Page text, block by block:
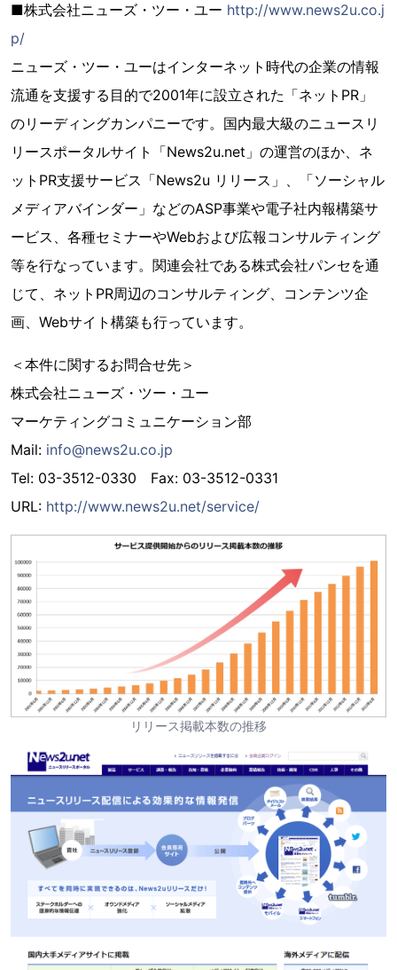
■株式会社ニューズ・ツー・ユー http://www.news2u.co.j
p/
ニューズ・ツー・ユーはインターネット時代の企業の情報
流通を支援する目的で2001年に設立された「ネットPR」
のリーディングカンパニーです。国内最大級のニュースリ
リースポータルサイト「News2u.net」の運営のほか、ネ
ットPR支援サービス「News2u リリース」、「ソーシャル
メディアバインダー」などのASP事業や電子社内報構築サ
ービス、各種セミナーやWebおよび広報コンサルティング
等を行なっています。関連会社である株式会社パンセを通
じて、ネットPR周辺のコンサルティング、コンテンツ企
画、Webサイト構築も行っています。
＜本件に関するお問合せ先＞
株式会社ニューズ・ツー・ユー
マーケティングコミュニケーション部
Mail: info@news2u.co.jp
Tel: 03-3512-0330 Fax: 03-3512-0331
URL: http://www.news2u.net/service/
リリース掲載本数の推移